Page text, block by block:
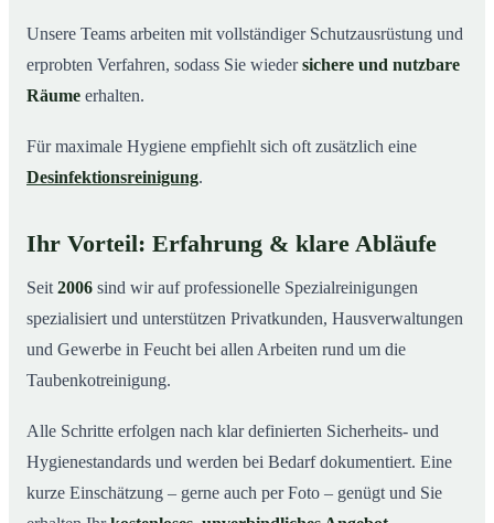
Unsere Teams arbeiten mit vollständiger Schutzausrüstung und
erprobten Verfahren, sodass Sie wiedersichere und nutzbare
Räume erhalten.
Für maximale Hygiene empfiehlt sich oft zusätzlich eine
Desinfektionsreinigung.
Ihr Vorteil: Erfahrung & klare Abläufe
Seit 2006 sind wir auf professionelle Spezialreinigungen
spezialisiert und unterstützen Privatkunden, Hausverwaltungen
und Gewerbe in Feucht bei allen Arbeiten rund um die
Taubenkotreinigung.
Alle Schritte erfolgen nach klar definierten Sicherheits- und
Hygienestandards und werden bei Bedarf dokumentiert. Eine
kurze Einschätzung – gerne auch per Foto – genügt und Sie